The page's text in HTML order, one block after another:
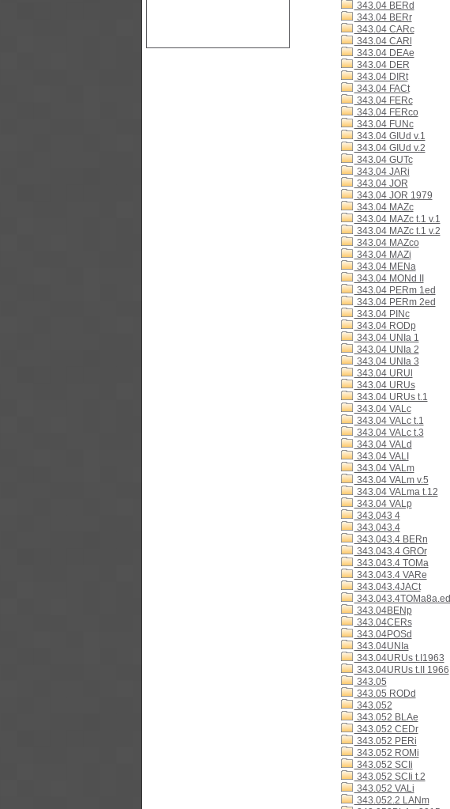
343.04 BERd
343.04 BERr
343.04 CARc
343.04 CARl
343.04 DEAe
343.04 DER
343.04 DIRt
343.04 FACt
343.04 FERc
343.04 FERco
343.04 FUNc
343.04 GIUd v.1
343.04 GIUd v.2
343.04 GUTc
343.04 JARi
343.04 JOR
343.04 JOR 1979
343.04 MAZc
343.04 MAZc t.1 v.1
343.04 MAZc t.1 v.2
343.04 MAZco
343.04 MAZi
343.04 MENa
343.04 MONd II
343.04 PERm 1ed
343.04 PERm 2ed
343.04 PINc
343.04 RODp
343.04 UNIa 1
343.04 UNIa 2
343.04 UNIa 3
343.04 URUl
343.04 URUs
343.04 URUs t.1
343.04 VALc
343.04 VALc t.1
343.04 VALc t.3
343.04 VALd
343.04 VALI
343.04 VALm
343.04 VALm v.5
343.04 VALma t.12
343.04 VALp
343.043 4
343.043.4
343.043.4 BERn
343.043.4 GROr
343.043.4 TOMa
343.043.4 VARe
343.043.4JACt
343.043.4TOMa8a.ed
343.04BENp
343.04CERs
343.04POSd
343.04UNIa
343.04URUs t.I1963
343.04URUs t.II 1966
343.05
343.05 RODd
343.052
343.052 BLAe
343.052 CEDr
343.052 PERi
343.052 ROMi
343.052 SCIi
343.052 SCIi t.2
343.052 VALi
343.052.2 LANm